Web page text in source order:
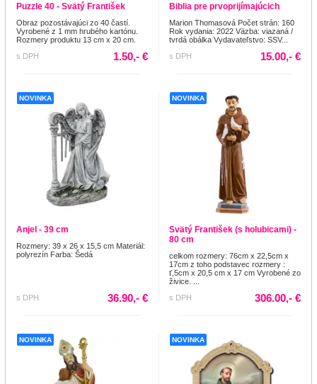
Puzzle 40 - Svätý František
Obraz pozostávajúci zo 40 častí.
Vyrobené z 1 mm hrubého kartónu.
Rozmery produktu 13 cm x 20 cm.
s DPH
1.50,- €
Biblia pre prvoprijímajúcich
Marion Thomasová Počet strán: 160
Rok vydania: 2022 Väzba: viazaná /
tvrdá obálka Vydavateľstvo: SSV...
s DPH
15.00,- €
NOVINKA
Anjel - 39 cm
Rozmery: 39 x 26 x 15,5 cm Materiál:
polyrezín Farba: Šedá
s DPH 36.90,- €
NOVINKA
Svätý František (s holubicami) -
80 cm
celkom rozmery: 76cm x 22,5cm x
17cm z toho podstavec rozmery :
ť,5cm x 20,5 cm x 17 cm Vyrobené zo
živice. ...
s DPH
306.00,- €
NOVINKA NOVINKA